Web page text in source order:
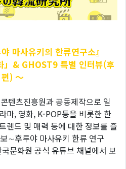
마사유키의 한류연구소』
」& GHOST9 특별 인터뷰(후
편) ～
텐츠진흥원과 공동제작으로 일
마, 영화, K-POP등을 비롯한 한
렌드 및 매력 등에 대한 정보를 즐
∼후루야 마사유키 한류 연구
문화원 공식 유튜브 채널에서 보